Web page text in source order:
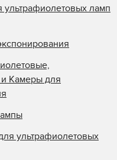
ультрафиолетовых ламп
Камеры для
ультрафиолетовых